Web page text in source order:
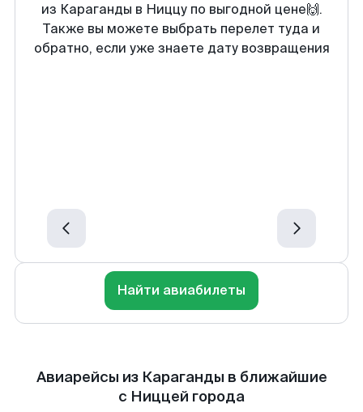
из Караганды в Ниццу по выгодной цене🙌.
Также вы можете выбрать перелет туда и
обратно, если уже знаете дату возвращения
Найти авиабилеты
Авиарейсы из Караганды в ближайшие
с Ниццей города